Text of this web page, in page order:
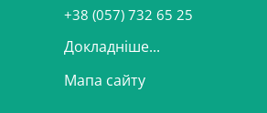
+38 (057) 732 65 25
Докладніше...
Мапа сайту